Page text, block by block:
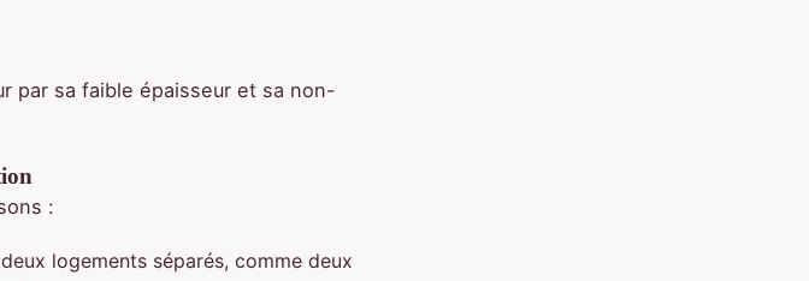
par sa faible épaisseur et sa non-
:
logements séparés, comme deux